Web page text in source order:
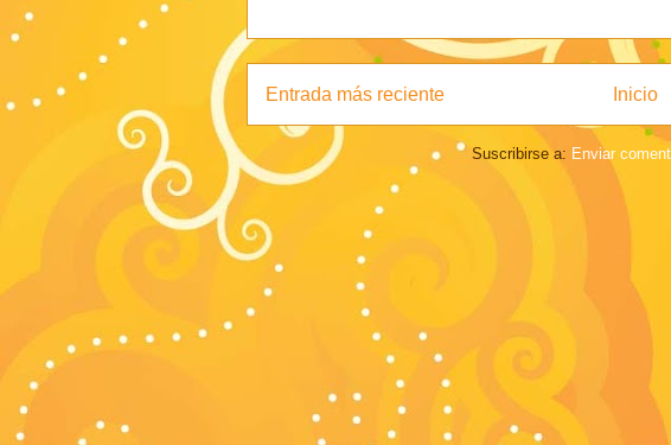
Entrada más reciente Inicio
Suscribirse a: Enviar